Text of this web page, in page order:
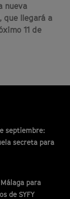
nueva
que llegará a
11 de
septiembre:
secreta para
para
de SYFY